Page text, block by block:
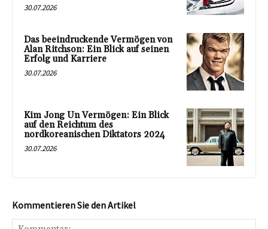
30.07.2026
Das beeindruckende Vermögen von
Alan Ritchson: Ein Blick auf seinen
Erfolg und Karriere
30.07.2026
Kim Jong Un Vermögen: Ein Blick
auf den Reichtum des
nordkoreanischen Diktators 2024
30.07.2026
Kommentieren Sie den Artikel